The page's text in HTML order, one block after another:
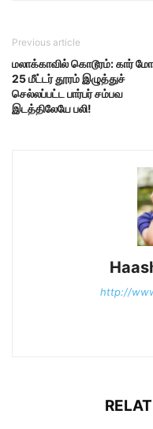
Previous article
மலாக்காவில் கொடூரம்: கார்
25 மீட்டர் தூரம் இழுத்துச்
செல்லப்பட்ட பார்பர் சம்பவ
இடத்திலேயே பலி!
http://